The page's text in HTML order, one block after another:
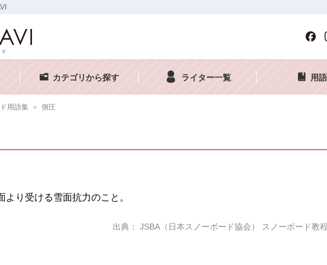
カテゴリから探す ライター一覧 用
用語集 側圧
より受ける雪面抗力のこと。
出典： JSBA（日本スノーボード協会） スノーボード教程